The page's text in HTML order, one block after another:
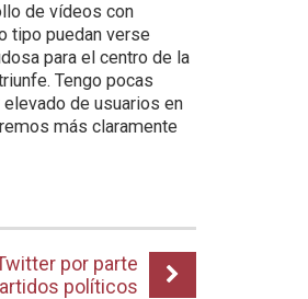
de vídeos con
tipo puedan verse
para el centro de la
Tengo pocas
de usuarios en
más claramente
por parte
políticos